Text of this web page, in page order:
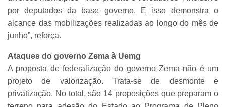
por deputados da base governo. E isso demonstra o
alcance das mobilizações realizadas ao longo do mês de
junho”, reforça.
Ataques do governo Zema à Uemg
A proposta de federalização do governo Zema não é um
projeto de valorização. Trata-se de desmonte e
privatização. No total, são 14 proposições que preparam o